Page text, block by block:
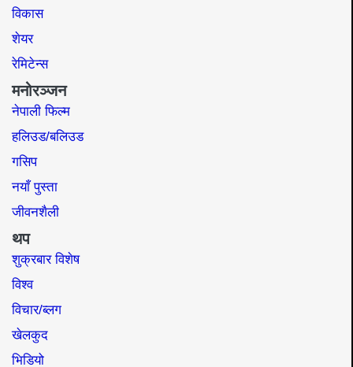
विकास
शेयर
रेमिटेन्स
मनोरञ्जन
नेपाली फिल्म
हलिउड/बलिउड
गसिप
नयाँ पुस्ता
जीवनशैली
थप
शुक्रबार विशेष
विश्व
विचार/ब्लग
खेलकुद
भिडियो